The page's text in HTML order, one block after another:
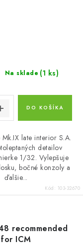
Na sklade (1 ks)
DO KOŠÍKA
late interior S.A.
detailov
1/32. Vylepšuje
bočné konzoly a
ďalšie...
Kód: 103-32670
recommended
for ICM